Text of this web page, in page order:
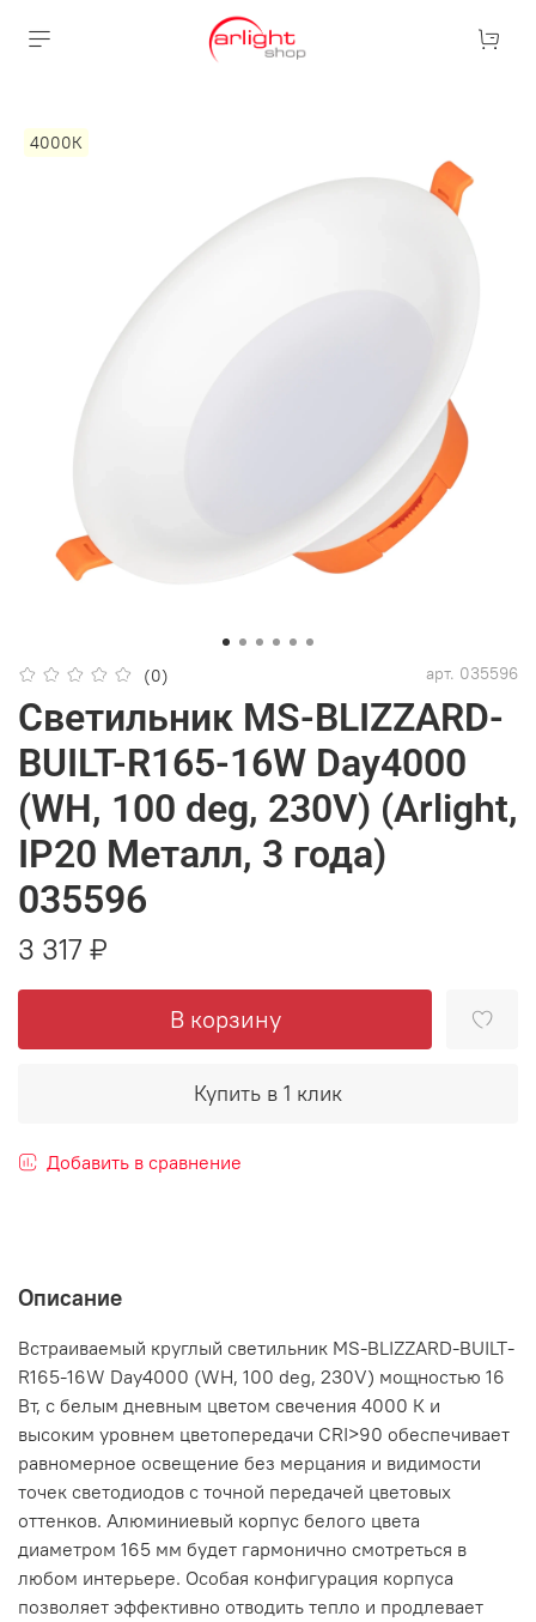
4000К
(0) арт. 035596
Светильник MS-BLIZZARD-
BUILT-R165-16W Day4000
(WH, 100 deg, 230V) (Arlight,
IP20 Металл, 3 года)
035596
3 317 ₽
В корзину
Купить в 1 клик
Добавить в сравнение
Описание
Встраиваемый круглый светильник MS-BLIZZARD-BUILT-
R165-16W Day4000 (WH, 100 deg, 230V) мощностью 16
Вт, с белым дневным цветом свечения 4000 К и
высоким уровнем цветопередачи CRI>90 обеспечивает
равномерное освещение без мерцания и видимости
точек светодиодов с точной передачей цветовых
оттенков. Алюминиевый корпус белого цвета
диаметром 165 мм будет гармонично смотреться в
любом интерьере. Особая конфигурация корпуса
позволяет эффективно отводить тепло и продлевает